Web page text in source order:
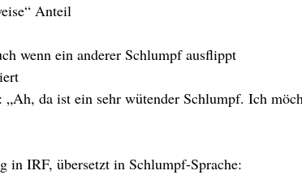
Anteil
wenn ein anderer Schlumpf ausflippt
„Ah, da ist ein sehr wütender Schlumpf. Ich
in IRF, übersetzt in Schlumpf-Sprache: